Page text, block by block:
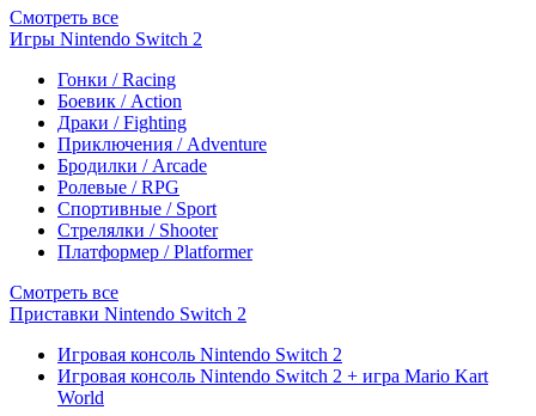
Смотреть все
Игры Nintendo Switch 2
Гонки / Racing
Боевик / Action
Драки / Fighting
Приключения / Adventure
Бродилки / Arcade
Ролевые / RPG
Спортивные / Sport
Стрелялки / Shooter
Платформер / Platformer
Смотреть все
Приставки Nintendo Switch 2
Игровая консоль Nintendo Switch 2
Игровая консоль Nintendo Switch 2 + игра Mario Kart
World